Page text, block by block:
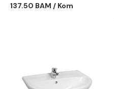
137.50 BAM / Kom